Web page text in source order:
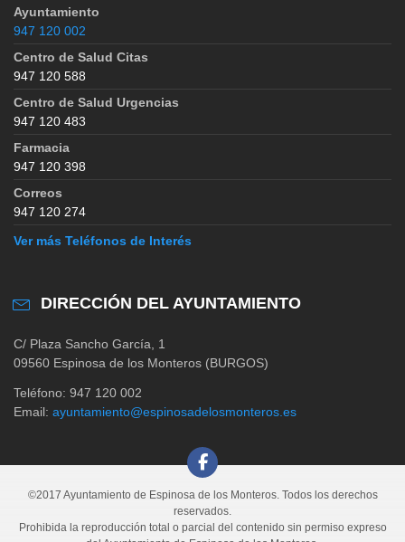
Ayuntamiento
947 120 002
Centro de Salud Citas
947 120 588
Centro de Salud Urgencias
947 120 483
Farmacia
947 120 398
Correos
947 120 274
Ver más Teléfonos de Interés
DIRECCIÓN DEL AYUNTAMIENTO
C/ Plaza Sancho García, 1
09560 Espinosa de los Monteros (BURGOS)
Teléfono: 947 120 002
Email: ayuntamiento@espinosadelosmonteros.es
©2017 Ayuntamiento de Espinosa de los Monteros. Todos los derechos
reservados.
Prohibida la reproducción total o parcial del contenido sin permiso expreso